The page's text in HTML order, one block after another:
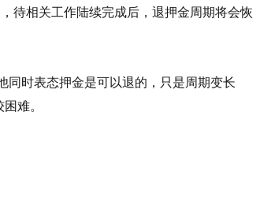
待相关工作陆续完成后，退押金周期将会恢
同时表态押金是可以退的，只是周期变长
难。